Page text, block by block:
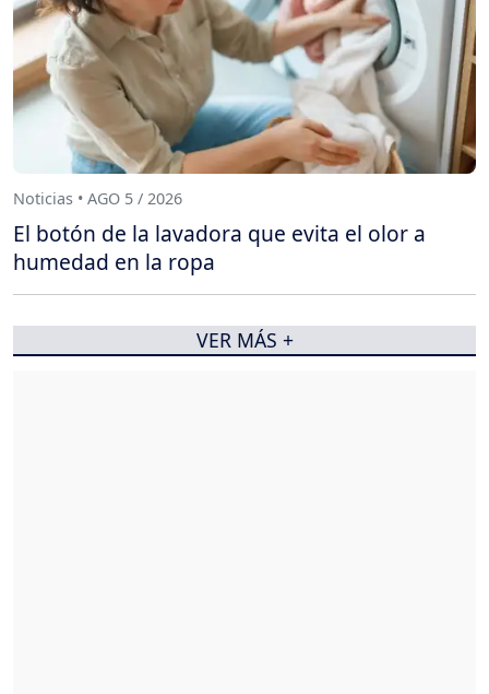
Noticias • AGO 5 / 2026
El botón de la lavadora que evita el olor a
humedad en la ropa
VER MÁS +